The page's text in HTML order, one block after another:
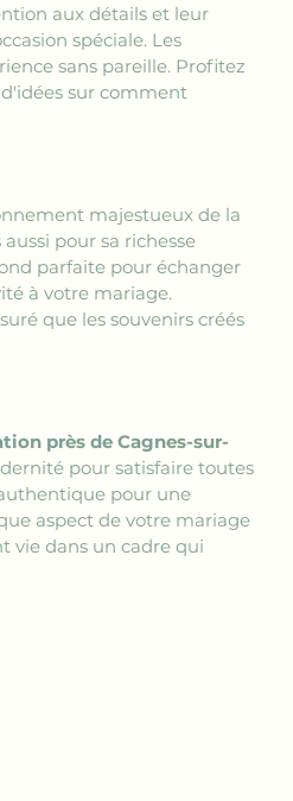
aux détails et leur
spéciale. Les
sans pareille. Profitez
sur comment
majestueux de la
pour sa richesse
parfaite pour échanger
à votre mariage.
que les souvenirs créés
près de Cagnes-sur-
pour satisfaire toutes
pour une
aspect de votre mariage
vie dans un cadre qui